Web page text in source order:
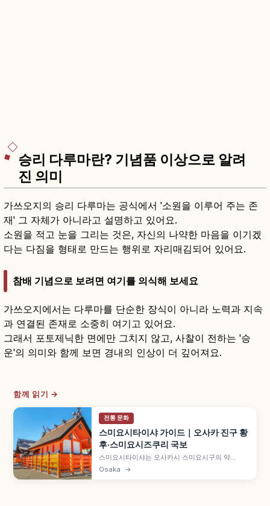
승리 다루마란? 기념품 이상으로 알려
진 의미
가쓰오지의 승리 다루마는 공식에서 '소원을 이루어 주는 존
재' 그 자체가 아니라고 설명하고 있어요.
소원을 적고 눈을 그리는 것은, 자신의 나약한 마음을 이기겠
다는 다짐을 형태로 만드는 행위로 자리매김되어 있어요.
참배 기념으로 보려면 여기를 의식해 보세요
가쓰오지에서는 다루마를 단순한 장식이 아니라 노력과 지속
과 연결된 존재로 소중히 여기고 있어요.
그래서 포토제닉한 면에만 그치지 않고, 사찰이 전하는 '승
운'의 의미와 함께 보면 경내의 인상이 더 깊어져요.
함께 읽기 →
전통 문화
스미요시타이샤 가이드｜오사카 진구 황
후·스미요시즈쿠리 국보
스미요시타이샤는 오사카시 스미요시구의 약
1,800년 역사 신사로, 일본 약 2,300곳 스미요시
Osaka →